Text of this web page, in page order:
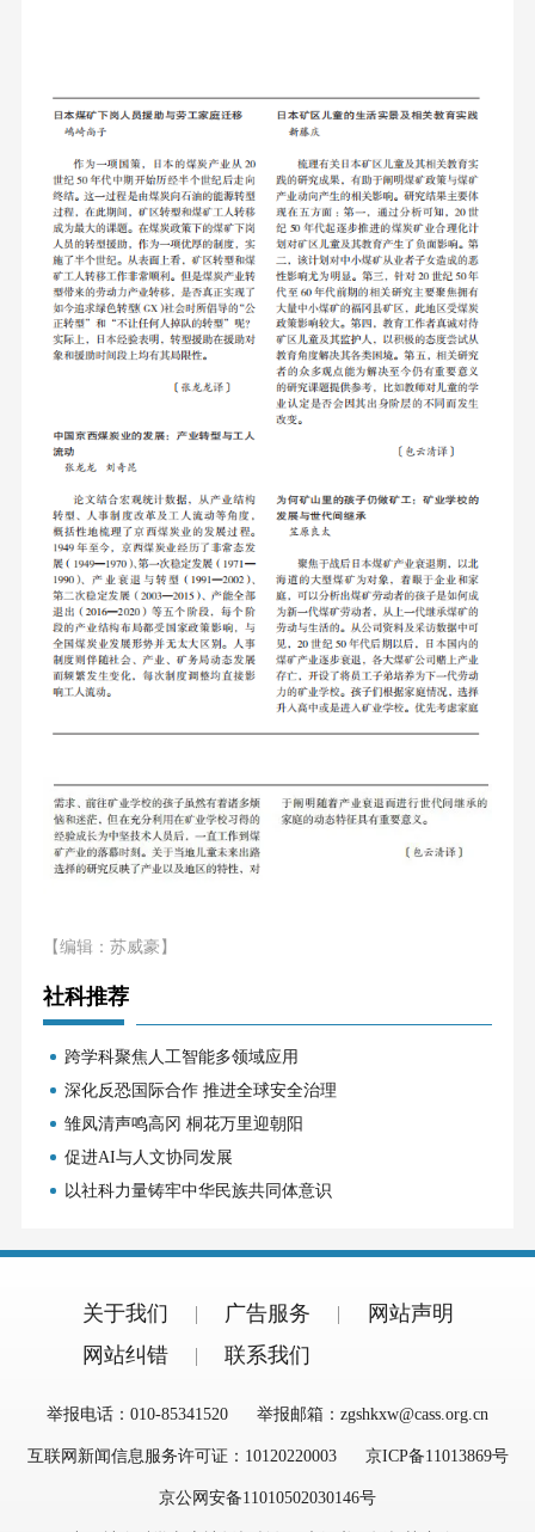
【编辑：苏威豪】
社科推荐
跨学科聚焦人工智能多领域应用
深化反恐国际合作 推进全球安全治理
雏凤清声鸣高冈 桐花万里迎朝阳
促进AI与人文协同发展
以社科力量铸牢中华民族共同体意识
关于我们 广告服务
网站声明
网站纠错
联系我们
举报电话：010-85341520 举报邮箱：zgshkxw@cass.org.cn
互联网新闻信息服务许可证：10120220003 京ICP备11013869号
京公网安备11010502030146号